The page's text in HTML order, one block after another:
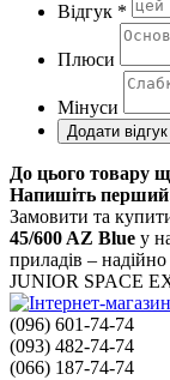
Відгук *
Плюси
Мінуси
До цього товару
Напишіть
Замовити та
45/600 AZ Blue у
приладів –
JUNIOR SPACE
(096) 601-74-74
(093) 482-74-74
(066) 187-74-74